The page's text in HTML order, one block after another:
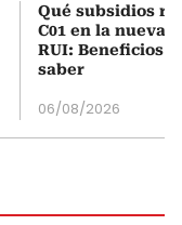
Qué subsidios
C01 en la nueva
RUI: Beneficios
saber
06/08/2026